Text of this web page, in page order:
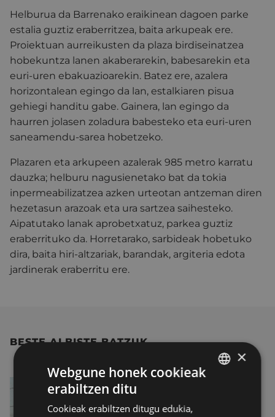
Helburua da Barrenako eraikinean dagoen parke
estalia guztiz eraberritzea, baita arkupeak ere.
Proiektuan aurreikusten da plaza birdiseinatzea
hobekuntza lanen akaberarekin, babesarekin eta
euri-uren ebakuazioarekin. Batez ere, azalera
horizontalean egingo da lan, estalkiaren pisua
gehiegi handitu gabe. Gainera, lan egingo da
haurren jolasen zoladura babesteko eta euri-uren
saneamendu-sarea hobetzeko.
Plazaren eta arkupeen azalerak 985 metro karratu
dauzka; helburu nagusienetako bat da tokia
inpermeabilizatzea azken urteotan antzeman diren
hezetasun arazoak eta ura sartzea saihesteko.
Aipatutako lanak aprobetxatuz, parkea guztiz
eraberrituko da. Horretarako, sarbideak hobetuko
dira, baita hiri-altzariak, barandak, argiteria edota
jardinerak eraberritu ere.
BESTE ALBISTE BATZUK
×
Webgune honek cookieak
erabiltzen ditu
Cookieak erabiltzen ditugu edukia,